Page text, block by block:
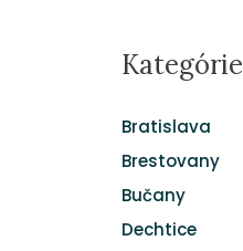
Kategórie
Bratislava
Brestovany
Bučany
Dechtice